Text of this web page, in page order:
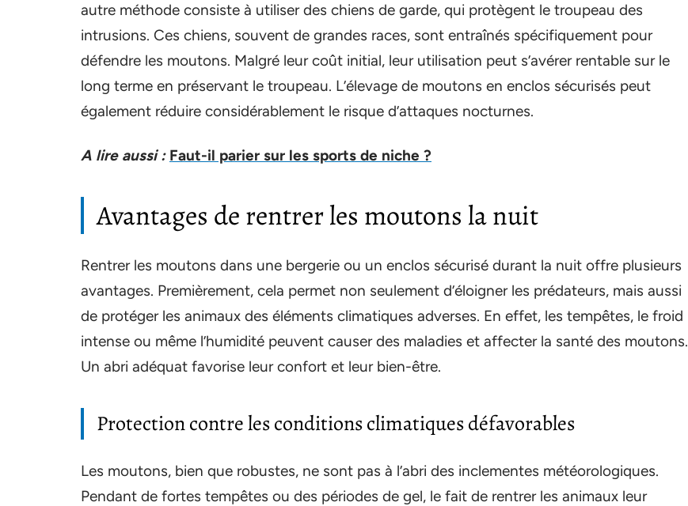
autre méthode consiste à utiliser des chiens de garde, qui protègent le troupeau des
intrusions. Ces chiens, souvent de grandes races, sont entraînés spécifiquement pour
défendre les moutons. Malgré leur coût initial, leur utilisation peut s’avérer rentable sur le
long terme en préservant le troupeau. L’élevage de moutons en enclos sécurisés peut
également réduire considérablement le risque d’attaques nocturnes.
A lire aussi : Faut-il parier sur les sports de niche ?
Avantages de rentrer les moutons la nuit
Rentrer les moutons dans une bergerie ou un enclos sécurisé durant la nuit offre plusieurs
avantages. Premièrement, cela permet non seulement d’éloigner les prédateurs, mais aussi
de protéger les animaux des éléments climatiques adverses. En effet, les tempêtes, le froid
intense ou même l’humidité peuvent causer des maladies et affecter la santé des moutons.
Un abri adéquat favorise leur confort et leur bien-être.
Protection contre les conditions climatiques défavorables
Les moutons, bien que robustes, ne sont pas à l’abri des inclementes météorologiques.
Pendant de fortes tempêtes ou des périodes de gel, le fait de rentrer les animaux leur